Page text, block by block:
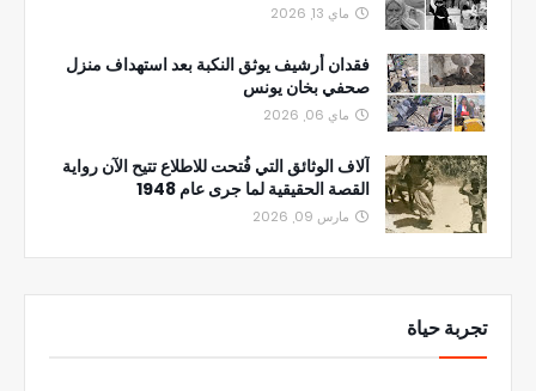
ماي 13, 2026
فقدان أرشيف يوثق النكبة بعد استهداف منزل
صحفي بخان يونس
ماي 06, 2026
آلاف الوثائق التي فُتحت للاطلاع تتيح الآن رواية
القصة الحقيقية لما جرى عام 1948
مارس 09, 2026
تجربة حياة